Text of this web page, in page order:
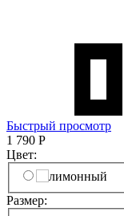
Быстрый просмотр
1 790 Р
Цвет:
Размер: